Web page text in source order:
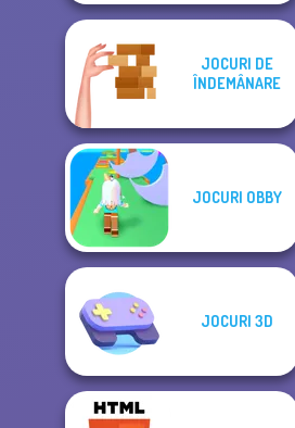
JOCURI DE
ÎNDEMÂNARE
JOCURI OBBY
JOCURI 3D